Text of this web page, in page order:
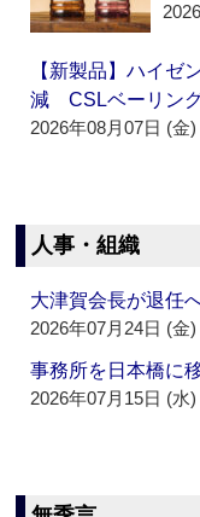
【新製品】ハイゼ
減 CSLベーリン
2026年08月07日 (金)
人事・組織
大津賀会長が退任
2026年07月24日 (金)
事務所を日本橋に
2026年07月15日 (水)